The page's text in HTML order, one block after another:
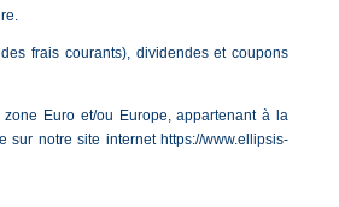
frais courants), dividendes et coupons
Euro et/ou Europe, appartenant à la
sur notre site internet https://www.ellipsis-